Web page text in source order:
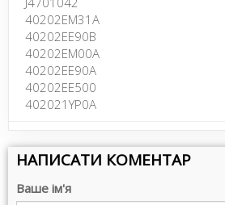
40202EM31A
40202EE90B
40202EM00A
40202EE90A
40202EE500
402021YP0A
НАПИСАТИ КОМЕНТАР
Ваше ім'я